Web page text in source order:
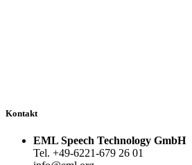
Kontakt
EML Speech Technology GmbH
Tel. +49-6221-679 26 01